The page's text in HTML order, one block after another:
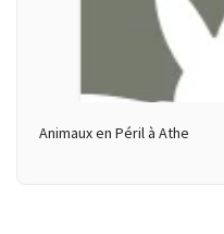
Animaux en Péril à Athe